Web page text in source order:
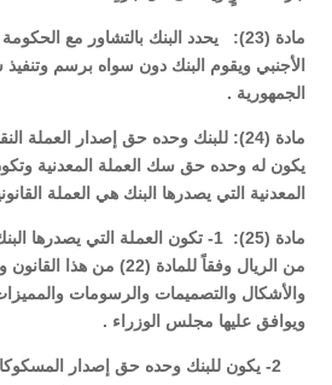
مادة (23): يحدد البنك بالتشاور مع
الأجنبي ويقوم البنك دون سواه برسم
الجمهورية .
مادة (24): للبنك وحده حق إصدار العملة
يكون له وحده حق سك العملة المعدنية وتكون
المعدنية التي يصدرها البنك هي العملة
مادة (25): 1- تكون العملة التي
من الريال وفقاً للمادة (22)
والأشكال والتصميمات والرسومات
ويوافق عليها مجلس الوزراء .
2- يكون للبنك وحده حق إصدار